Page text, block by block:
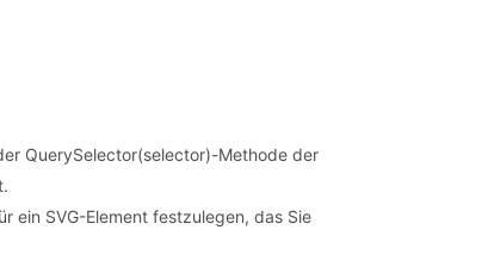
QuerySelector(selector)-Methode der
ein SVG-Element festzulegen, das Sie